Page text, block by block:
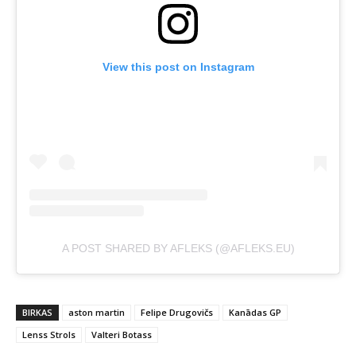
View this post on Instagram
A POST SHARED BY AFLEKS (@AFLEKS.EU)
BIRKAS aston martin Felipe Drugovičs
Kanādas GP
Lenss Strols
Valteri Botass